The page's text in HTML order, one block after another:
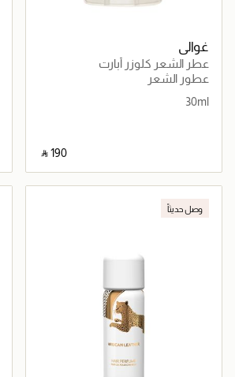
غوالي
عطر الشعر كلوزر أبارت
عطور الشعر
30ml
‎ ⃁ ⁦190⁩ ‎
جاري تحميل التفاصيل
وصل حديثاً